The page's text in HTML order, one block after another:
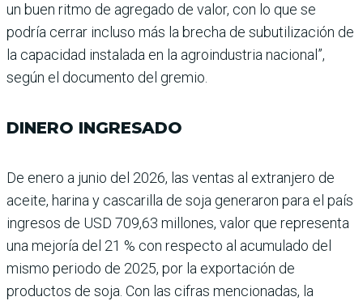
un buen ritmo de agregado de valor, con lo que se
podría cerrar incluso más la brecha de subutilización de
la capa­cidad instalada en la agroin­dustria nacional”,
según el documento del gremio.
DINERO INGRESADO
De enero a junio del 2026, las ventas al extranjero de
aceite, harina y cascarilla de soja generaron para el país
ingresos de USD 709,63 millones, valor que repre­senta
una mejoría del 21 % con respecto al acumu­lado del
mismo periodo de 2025, por la exportación de
productos de soja. Con las cifras mencionadas, la